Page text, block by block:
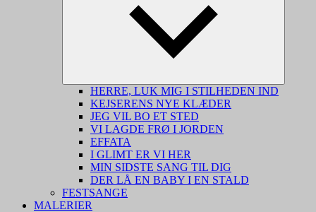
HERRE, LUK MIG I STILHEDEN IND
KEJSERENS NYE KLÆDER
JEG VIL BO ET STED
VI LAGDE FRØ I JORDEN
EFFATA
I GLIMT ER VI HER
MIN SIDSTE SANG TIL DIG
DER LÅ EN BABY I EN STALD
FESTSANGE
MALERIER